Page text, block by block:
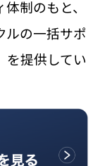
制のもと、
ルの一括サポ
を提供してい